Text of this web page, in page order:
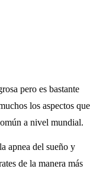
pero es bastante
los aspectos que
a nivel mundial.
apnea del sueño y
de la manera más